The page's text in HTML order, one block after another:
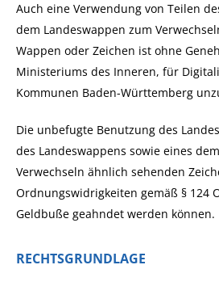
Auch eine Verwendung von Teilen
dem Landeswappen zum
Wappen oder Zeichen ist ohne
Ministeriums des Inneren, für
Kommunen Baden-Württemberg
Die unbefugte Benutzung des
des Landeswappens sowie eines
Verwechseln ähnlich sehenden
Ordnungswidrigkeiten gemäß § 124
Geldbuße geahndet werden können.
RECHTSGRUNDLAGE